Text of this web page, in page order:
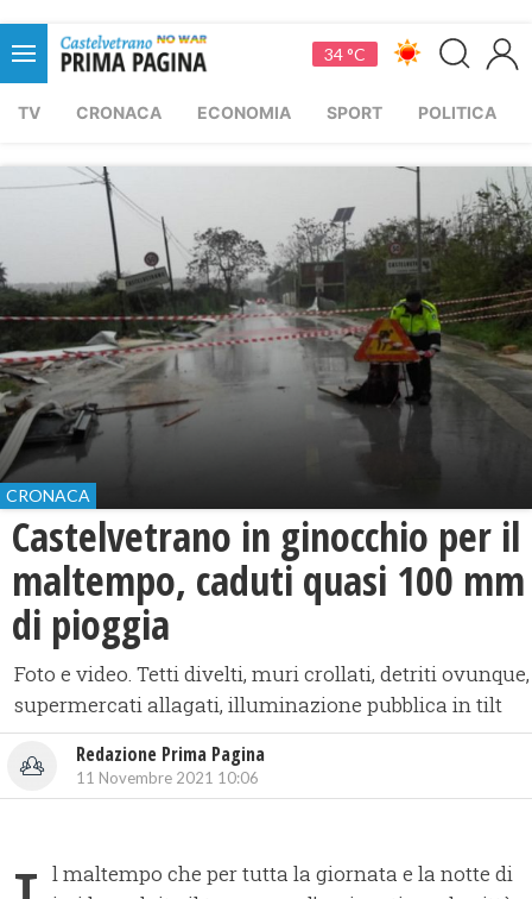
34 °C
TV CRONACA ECONOMIA SPORT POLITICA
CRONACA
Castelvetrano in ginocchio per il
maltempo, caduti quasi 100 mm
di pioggia
Foto e video. Tetti divelti, muri crollati, detriti ovunque,
supermercati allagati, illuminazione pubblica in tilt
Redazione Prima Pagina
11 Novembre 2021 10:06
l maltempo che per tutta la giornata e la notte di